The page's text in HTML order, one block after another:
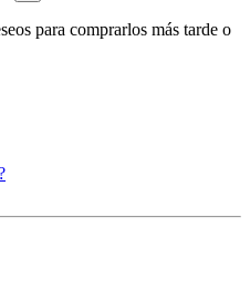
para comprarlos más tarde o